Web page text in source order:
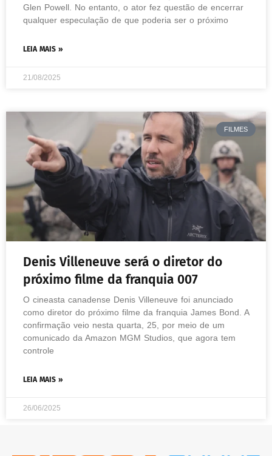
Glen Powell. No entanto, o ator fez questão de encerrar
qualquer especulação de que poderia ser o próximo
LEIA MAIS »
21/08/2025
FILMES
Denis Villeneuve será o diretor do
próximo filme da franquia 007
O cineasta canadense Denis Villeneuve foi anunciado
como diretor do próximo filme da franquia James Bond. A
confirmação veio nesta quarta, 25, por meio de um
comunicado da Amazon MGM Studios, que agora tem
controle
LEIA MAIS »
26/06/2025